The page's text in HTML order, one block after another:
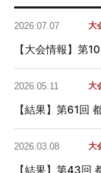
2026.07.07 大
【大会情報】第
2026.05.11 大
【結果】第61回
2026.03.08 大
【結果】第43回